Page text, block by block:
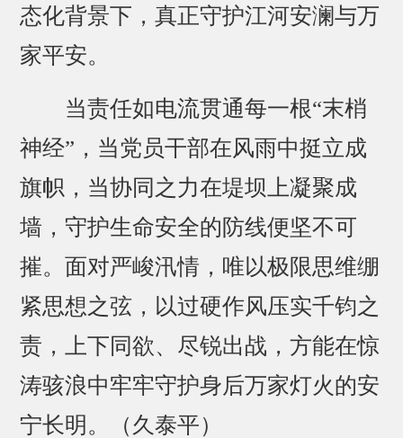
态化背景下，真正守护江河安澜与万
家平安。
当责任如电流贯通每一根“末梢
神经”，当党员干部在风雨中挺立成
旗帜，当协同之力在堤坝上凝聚成
墙，守护生命安全的防线便坚不可
摧。面对严峻汛情，唯以极限思维绷
紧思想之弦，以过硬作风压实千钧之
责，上下同欲、尽锐出战，方能在惊
涛骇浪中牢牢守护身后万家灯火的安
宁长明。（久泰平）